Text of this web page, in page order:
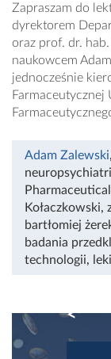
Zapraszam do
dyrektorem
oraz prof. dr.
naukowcem
jednocześnie
Farmaceutycznej
Adam Zalewski
Kołaczkowski,
bartłomiej
badania
technologii,